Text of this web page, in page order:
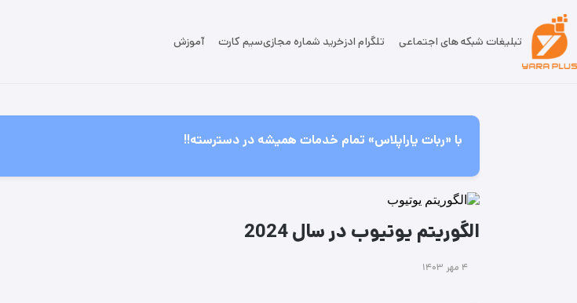
تبلیغات شبکه های اجتماعی تلگرام ادزخرید شماره مجازیسیم کارت آموزش
با «ربات یاراپلاس» تمام خدمات همیشه در دسترسته!!
الگوریتم یوتیوب در سال 2024
۴ مهر ۱۴۰۳